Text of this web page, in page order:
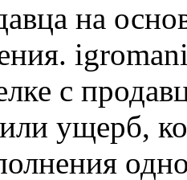
на
с
ущерб,